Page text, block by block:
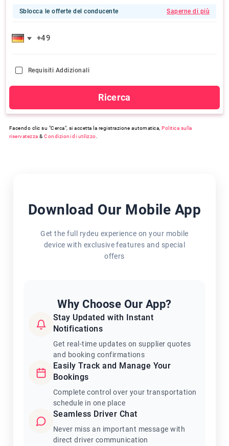
Sblocca le offerte del conducente Saperne di più
Requisiti Addizionali
Ricerca
Facendo clic su "Cerca", si accetta la registrazione automatica, Politica sulla
riservatezza &Condizioni di utilizzo
Download Our Mobile App
Get the full rydeu experience on your mobile
device with exclusive features and special
offers
Why Choose Our App?
Stay Updated with Instant
Notifications
Get real-time updates on supplier quotes
and booking confirmations
Easily Track and Manage Your
Bookings
Complete control over your transportation
schedule in one place
Seamless Driver Chat
Never miss an important message with
direct driver communication